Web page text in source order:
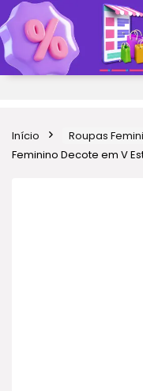
Início Roupas
Feminino Decote em V